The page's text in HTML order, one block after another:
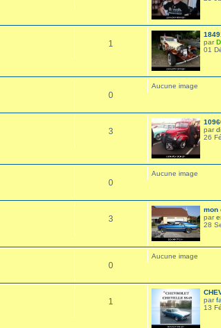
1
par
01
0
Aucune image
3
par
26
0
Aucune image
3
mon
par
28
0
Aucune image
1
par
13